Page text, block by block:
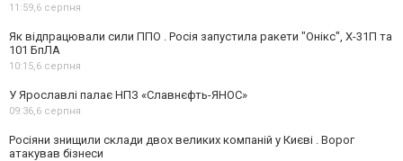
11:59,6 серпня
Як відпрацювали сили ППО . Росія запустила ракети "Онікс", Х-31П та
101 БпЛА
10:15,6 серпня
У Ярославлі палає НПЗ «Славнєфть-ЯНОС»
09:36,6 серпня
Росіяни знищили склади двох великих компаній у Києві . Ворог
атакував бізнеси